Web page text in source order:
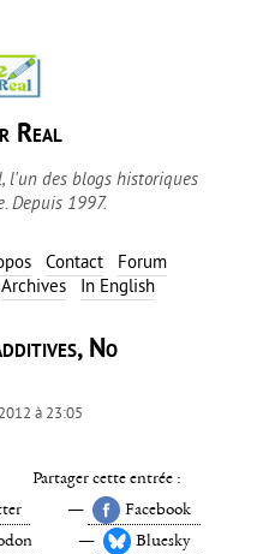
Real
l'un des blogs historiques
Depuis 1997.
Contact
Forum
Archives In English
No
à 23:05
Partager cette entrée :
Facebook
Bluesky